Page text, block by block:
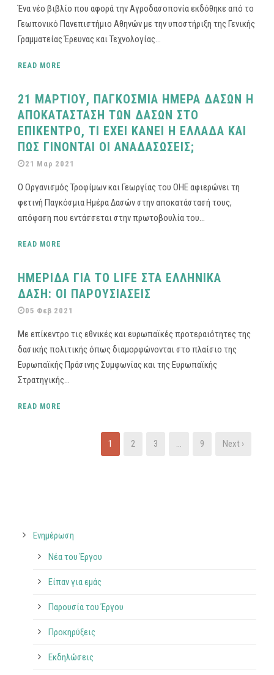
Ένα νέο βιβλίο που αφορά την Αγροδασοπονία εκδόθηκε από το
Γεωπονικό Πανεπιστήμιο Αθηνών με την υποστήριξη της Γενικής
Γραμματείας Έρευνας και Τεχνολογίας...
READ MORE
21 ΜΑΡΤΙΟΥ, ΠΑΓΚΟΣΜΙΑ ΗΜΕΡΑ ΔΑΣΩΝ Η
ΑΠΟΚΑΤΑΣΤΑΣΗ ΤΩΝ ΔΑΣΩΝ ΣΤΟ
ΕΠΙΚΕΝΤΡΟ, ΤΙ ΕΧΕΙ ΚΑΝΕΙ Η ΕΛΛΑΔΑ ΚΑΙ
ΠΩΣ ΓΙΝΟΝΤΑΙ ΟΙ ΑΝΑΔΑΣΩΣΕΙΣ;
21 Μαρ 2021
Ο Οργανισμός Τροφίμων και Γεωργίας του ΟΗΕ αφιερώνει τη
φετινή Παγκόσμια Ημέρα Δασών στην αποκατάστασή τους,
απόφαση που εντάσσεται στην πρωτοβουλία του...
READ MORE
ΗΜΕΡΙΔΑ ΓΙΑ ΤΟ LIFE ΣΤΑ ΕΛΛΗΝΙΚΑ
ΔΑΣΗ: ΟΙ ΠΑΡΟΥΣΙΑΣΕΙΣ
05 Φεβ 2021
Με επίκεντρο τις εθνικές και ευρωπαϊκές προτεραιότητες της
δασικής πολιτικής όπως διαμορφώνονται στο πλαίσιο της
Ευρωπαϊκής Πράσινης Συμφωνίας και της Ευρωπαϊκής
Στρατηγικής...
READ MORE
1 2 3 … 9 Next ›
Ενημέρωση
Νέα του Έργου
Είπαν για εμάς
Παρουσία του Έργου
Προκηρύξεις
Εκδηλώσεις